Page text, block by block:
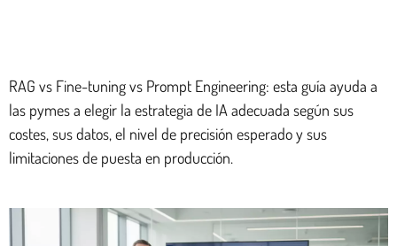
RAG vs Fine-tuning vs Prompt Engineering: esta guía ayuda a
las pymes a elegir la estrategia de IA adecuada según sus
costes, sus datos, el nivel de precisión esperado y sus
limitaciones de puesta en producción.